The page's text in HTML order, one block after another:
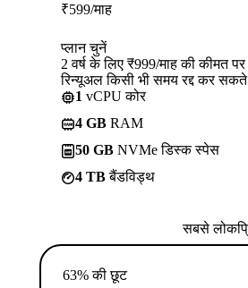
₹599/माह
प्लान चुनें
2 वर्ष के लिए ₹999/माह की कीमत
रिन्यूअल किसी भी समय रद्द कर
1 vCPU कोर
4 GB RAM
50 GB NVMe डिस्क स्पेस
4 TBबैंडविड्थ
सबसे
63% की छूट